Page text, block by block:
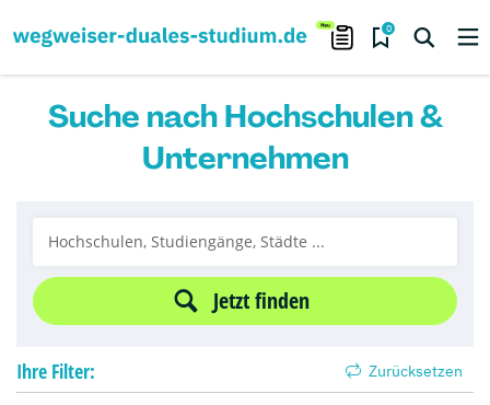
0
Suche nach Hochschulen &
Unternehmen
Jetzt finden
Ihre Filter: Zurücksetzen